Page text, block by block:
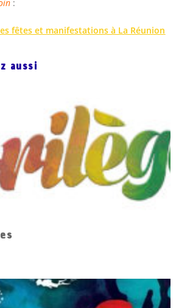
:
fêtes et manifestations à La Réunion
aussi